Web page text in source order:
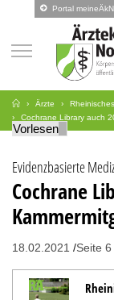
Portal
Ärzte
Cochrane Library auch
Vorlesen
Evidenzbasierte
Cochrane
18.02.2021 Seite 6